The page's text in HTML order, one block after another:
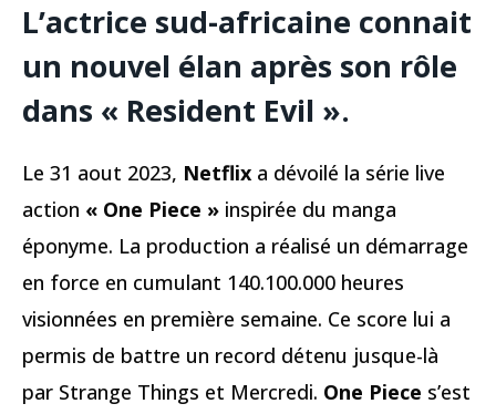
L’actrice sud-africaine connait
un nouvel élan après son rôle
dans « Resident Evil ».
Le 31 aout 2023, Netflix a dévoilé la série live
action « One Piece » inspirée du manga
éponyme. La production a réalisé un démarrage
en force en cumulant 140.100.000 heures
visionnées en première semaine. Ce score lui a
permis de battre un record détenu jusque-là
par Strange Things et Mercredi. One Piece s’est